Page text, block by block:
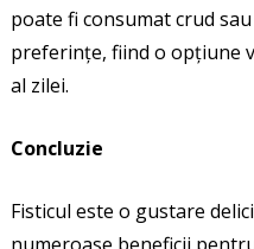
poate fi consumat crud
preferințe, fiind o opțiune
al zilei.
Concluzie
Fisticul este o gustare